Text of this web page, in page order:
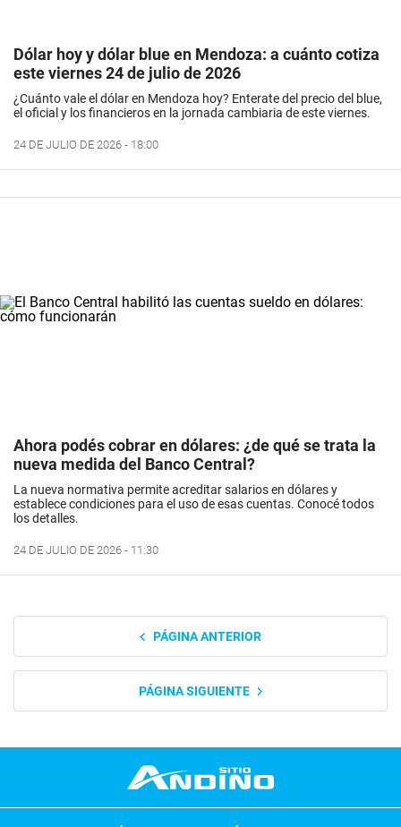
Dólar hoy y dólar blue en Mendoza: a cuánto cotiza
este viernes 24 de julio de 2026
¿Cuánto vale el dólar en Mendoza hoy? Enterate del precio del blue,
el oficial y los financieros en la jornada cambiaria de este viernes.
24 DE JULIO DE 2026 - 18:00
Ahora podés cobrar en dólares: ¿de qué se trata la
nueva medida del Banco Central?
La nueva normativa permite acreditar salarios en dólares y
establece condiciones para el uso de esas cuentas. Conocé todos
los detalles.
24 DE JULIO DE 2026 - 11:30
PÁGINA ANTERIOR
PÁGINA SIGUIENTE